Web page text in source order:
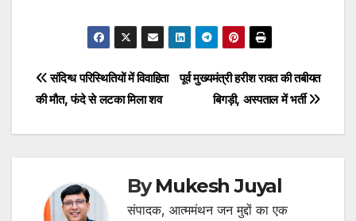
Post
navigation
पूर्व मुख्यमंत्री हरीश रावत की तबीयत
बिगड़ी, अस्पताल में भर्ती
संदिग्ध परिस्थितियों में विवाहिता
की मौत, फंदे से लटका मिला शव
ByMukesh Juyal
संपादक, आत्ममंथन जन मुद्दों का एक